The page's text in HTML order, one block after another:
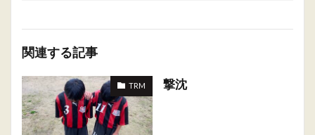
関連する記事
TRM 撃沈